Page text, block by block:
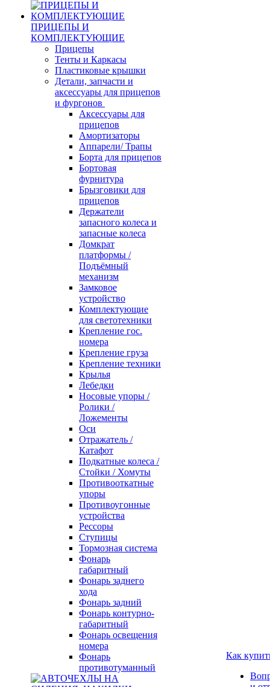
ПРИЦЕПЫ И
КОМПЛЕКТУЮЩИЕ
Прицепы
Тенты и Каркасы
Пластиковые крышки
Детали, запчасти и
аксессуары для прицепов
и фургонов
Аксессуары для
прицепов
Амортизаторы
Аппарели/ Трапы
Борта для прицепов
Бортовая
фурнитура
Брызговики для
прицепов
Держатели
запасного колеса и
запасные колеса
Домкрат
платформы /
Подъёмный
механизм
Замковое
устройство
Комплектующие
для светотехники
Крепление гос.
номера
Крепление груза
Крепление техники
Крылья
Лебедки
Носовые упоры /
Ролики /
Ложементы
Оси
Отражатель /
Катафот
Подкатные колеса /
Стойки / Хомуты
Противооткатные
упоры
Противоугонные
устройства
Рессоры
Ступицы
Тормозная система
Фонарь
габаритный
Фонарь заднего
хода
Фонарь задний
Фонарь контурно-
габаритный
Фонарь освещения
номера
Фонарь
противотуманный
Как